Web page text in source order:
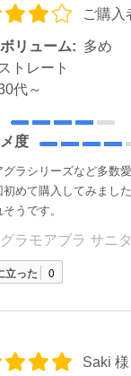
ご購入
リューム: 多め
ストレート
代～
度
グラシリーズなど多数
初めて購入してみまし
うです。
グラモアブラ サニ
立った 0
Saki 様